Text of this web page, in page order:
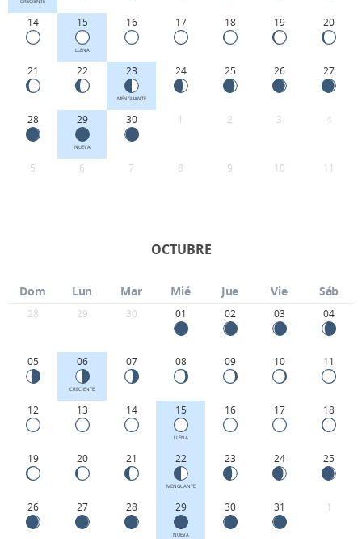
CRECIENTE
14 15
LLENA
16 17 18 19 20
21 22 23
MENGUANTE
24 25 26 27
28 29
NUEVA
30 1 2 3 4
5 6 7 8 9 10 11
OCTUBRE
Dom Lun Mar Mié Jue Vie Sáb
28 29 30 01 02 03 04
05 06
CRECIENTE
07 08 09 10 11
12 13 14 15
LLENA
16 17 18
19 20 21 22
MENGUANTE
23 24 25
26 27 28 29
NUEVA
30 31 1